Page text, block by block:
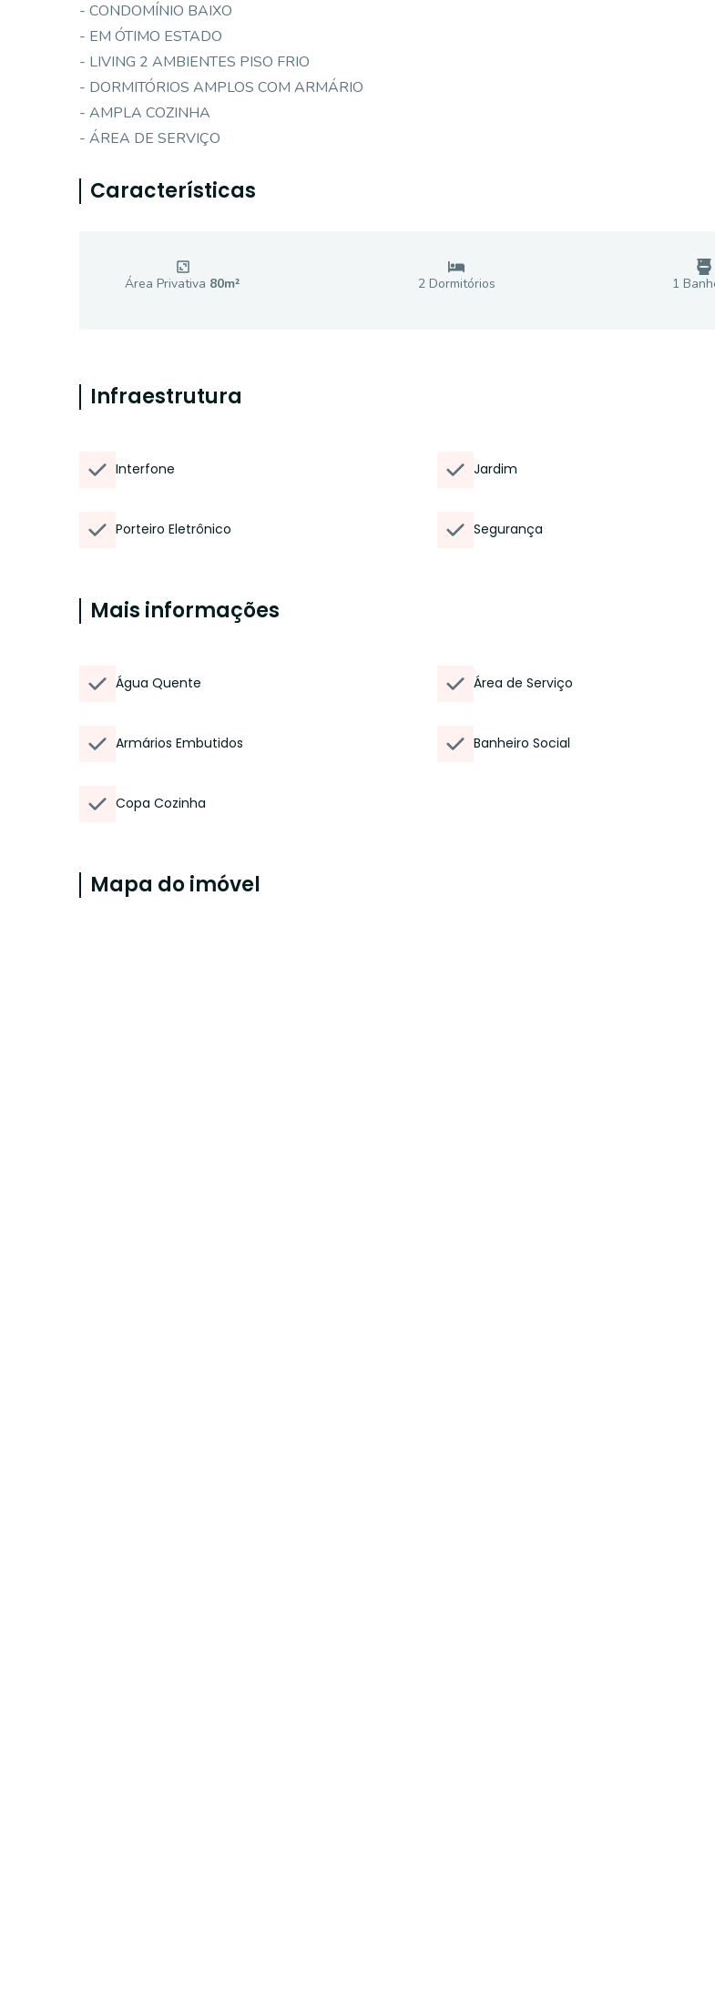
- CONDOMÍNIO BAIXO
- EM ÓTIMO ESTADO
- LIVING 2 AMBIENTES PISO FRIO
- DORMITÓRIOS AMPLOS COM ARMÁRIO
- AMPLA COZINHA
- ÁREA DE SERVIÇO
Características
Área Privativa 80m² 2Dormitórios 1
Infraestrutura
Interfone Jardim
Porteiro Eletrônico Segurança
Mais informações
Água Quente Área de Serviço
Armários Embutidos Banheiro Social
Copa Cozinha
Mapa do imóvel